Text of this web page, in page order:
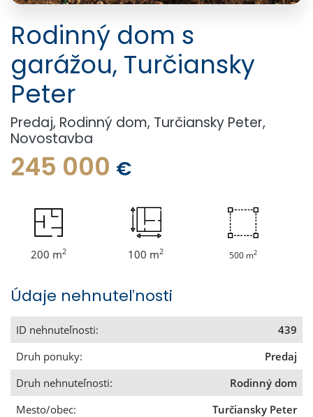
Rodinný dom s
garážou, Turčiansky
Peter
Predaj, Rodinný dom, Turčiansky Peter,
Novostavba
245 000 €
200 m2 100 m2 500 m2
Údaje nehnuteľnosti
ID nehnuteľnosti:
439
Druh ponuky:
Predaj
Druh nehnuteľnosti:
Rodinný dom
Mesto/obec:
Turčiansky Peter